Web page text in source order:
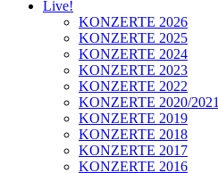
Live!
KONZERTE 2026
KONZERTE 2025
KONZERTE 2024
KONZERTE 2023
KONZERTE 2022
KONZERTE 2020/2021
KONZERTE 2019
KONZERTE 2018
KONZERTE 2017
KONZERTE 2016